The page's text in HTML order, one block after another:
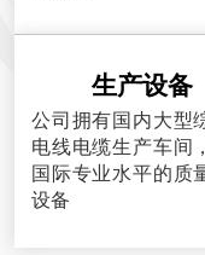
生产设备
公司拥有国内大型
电线电缆生产车间
国际专业水平的质
设备